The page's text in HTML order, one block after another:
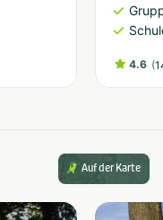
4.6 (
Auf der Karte